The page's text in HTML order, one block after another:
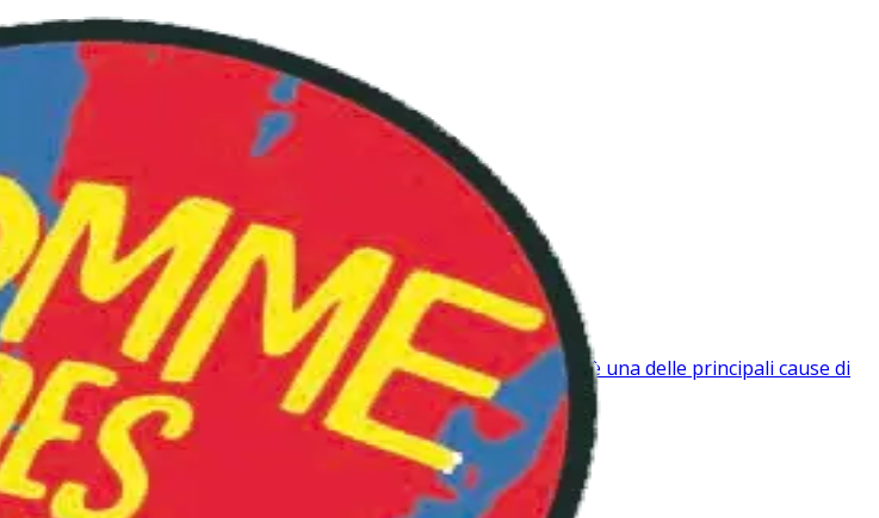
BLOG
ON AIME
BDTHÈQUE
PLAYLIST
JEUX
Reset des filtres
disagio psichico [Club Itaca Milano]
di persone con disagio psichico Il disagio psichico è una delle principali cause di